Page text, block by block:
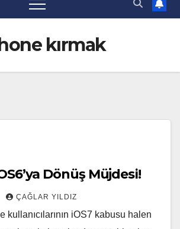
kırmak
Dönüş Müjdesi!
ÇAĞLAR YILDIZ
kullanıcılarının iOS7 kabusu halen